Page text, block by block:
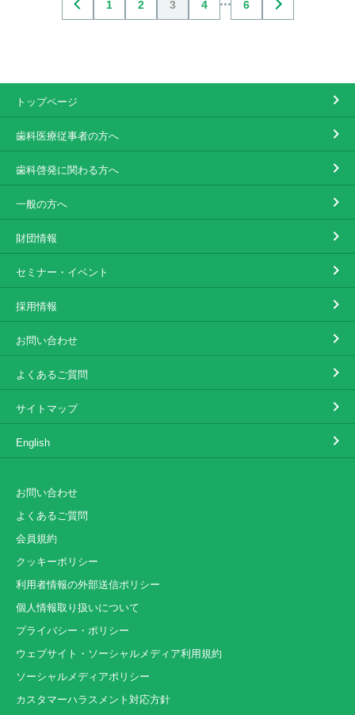
1 2 3 4 6
トップページ
歯科医療従事者の方へ
歯科啓発に関わる方へ
一般の方へ
財団情報
セミナー・イベント
採用情報
お問い合わせ
よくあるご質問
サイトマップ
English
お問い合わせ
よくあるご質問
会員規約
クッキーポリシー
利用者情報の外部送信ポリシー
個人情報取り扱いについて
プライバシー・ポリシー
ウェブサイト・ソーシャルメディア利用規約
ソーシャルメディアポリシー
カスタマーハラスメント対応方針